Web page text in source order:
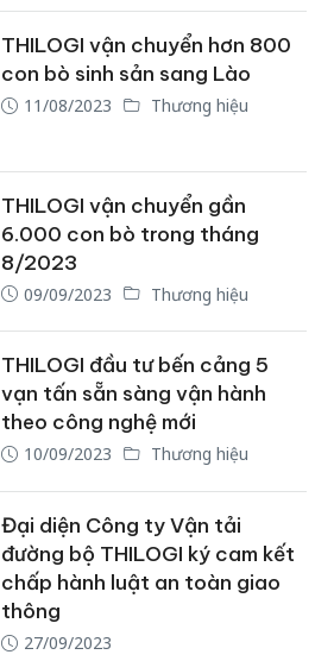
THILOGI vận chuyển hơn 800
con bò sinh sản sang Lào
11/08/2023 Thương hiệu
THILOGI vận chuyển gần
6.000 con bò trong tháng
8/2023
09/09/2023 Thương hiệu
THILOGI đầu tư bến cảng 5
vạn tấn sẵn sàng vận hành
theo công nghệ mới
10/09/2023 Thương hiệu
Đại diện Công ty Vận tải
đường bộ THILOGI ký cam kết
chấp hành luật an toàn giao
thông
27/09/2023